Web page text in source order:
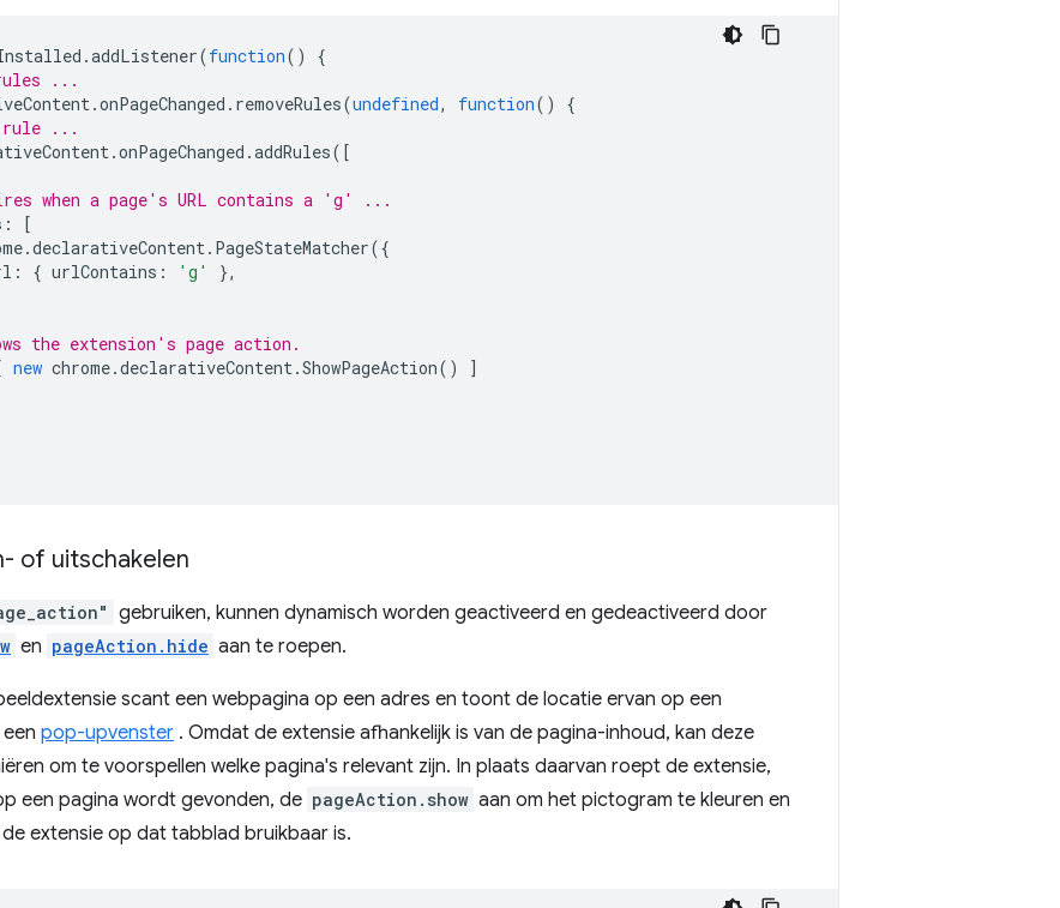
.addListener(function()
{
...
.onPageChanged . removeRules(undefined, function()
{
rule ...
.onPageChanged .addRules([
when a page's URL contains a 'g' ...
:
[
.declarativeContent. PageStateMatcher({
: { urlContains : 'g'
},
the extension's page action.
new chrome.declarativeContent.ShowPageAction()
]
of uitschakelen
gebruiken, kunnen dynamisch worden geactiveerd en gedeactiveerd door
en pageAction.hide aan te roepen.
scant een webpagina op een adres en toont de locatie ervan op een
pop-upvenster . Omdat de extensie afhankelijk is van de pagina-inhoud, kan deze
om te voorspellen welke pagina's relevant zijn. In plaats daarvan roept de extensie,
een pagina wordt gevonden, de pageAction.show aan om het pictogram te kleuren en
extensie op dat tabblad bruikbaar is.